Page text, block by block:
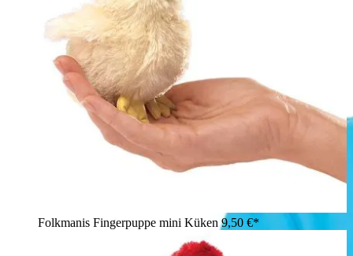
Folkmanis Fingerpuppe mini Küken9,50 €*